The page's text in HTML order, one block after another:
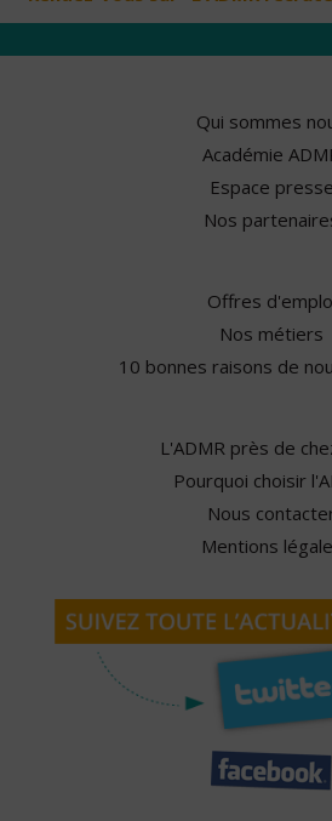
Qui sommes
Académie
Espace presse
Nos
Offres
Nos métiers
10 bonnes raisons de
L'ADMR près de
Pourquoi choisir
Nous
Mentions